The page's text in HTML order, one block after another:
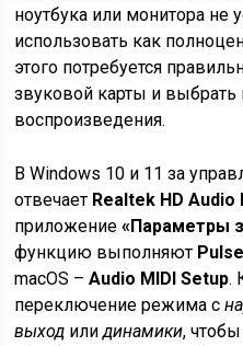
ноутбука или монитора не
использовать как
этого потребуется
звуковой карты и
воспроизведения.
В Windows 10 и 11 за
отвечает Realtek HD Audio
приложение«Параметры
функцию выполняют
macOS –Audio MIDI Setup.
переключение режима с
выход илидинамики,